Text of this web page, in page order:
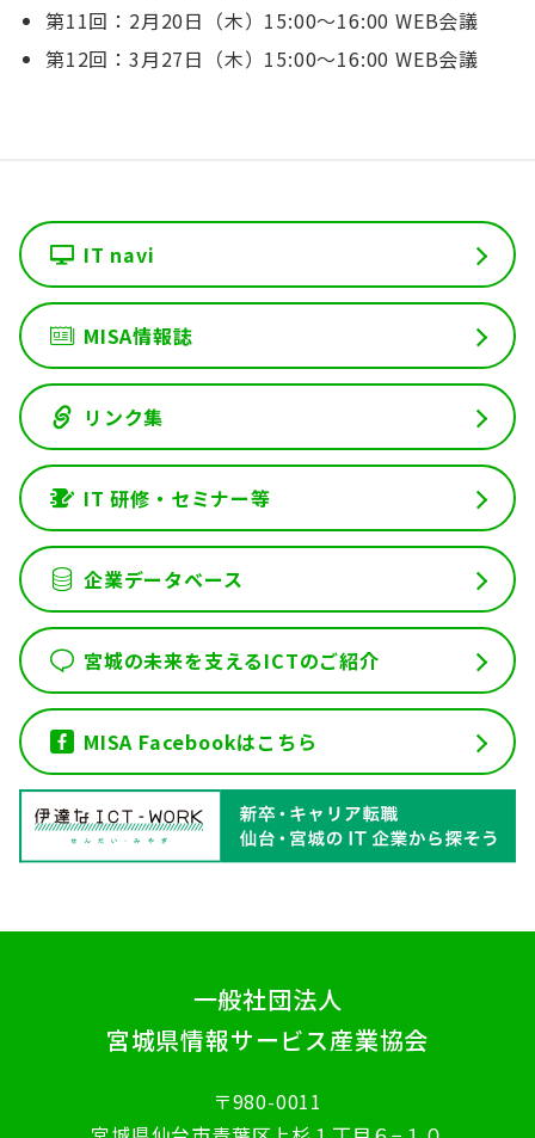
第11回：2月20日（木）15:00〜16:00 WEB会議
第12回：3月27日（木）15:00〜16:00 WEB会議
IT navi
MISA情報誌
リンク集
IT 研修・セミナー等
企業データベース
宮城の未来を支えるICTのご紹介
MISA Facebookはこちら
一般社団法人
宮城県情報サービス産業協会
〒980-0011